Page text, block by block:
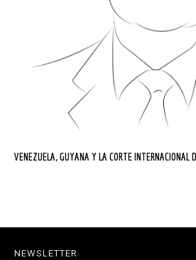
VENEZUELA, GUYANA Y LA CORTE INTERNACIONAL
NEWSLETTER